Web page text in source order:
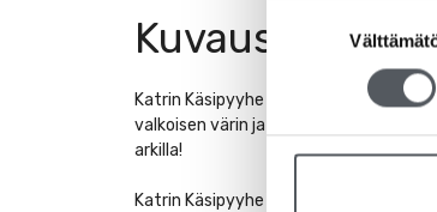
valinta
Kuvaus
Katrin Käsipyyhe Plus C-fold on
valkoisen värin ja tuote antaakin
arkilla!
Katrin Käsipyyhe Plus C-fold on